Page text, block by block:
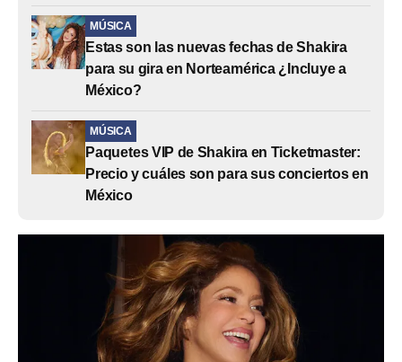
MÚSICA
Estas son las nuevas fechas de Shakira
para su gira en Norteamérica ¿Incluye a
México?
MÚSICA
Paquetes VIP de Shakira en Ticketmaster:
Precio y cuáles son para sus conciertos en
México